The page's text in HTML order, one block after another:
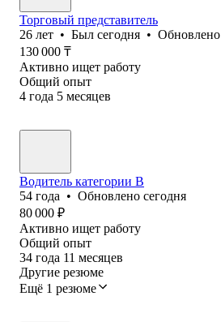
Торговый представитель
26 лет • Был сегодня • Обновлено
130 000 ₸
Активно ищет работу
Общий опыт
4 года 5 месяцев
Водитель категории В
54 года • Обновлено сегодня
80 000 ₽
Активно ищет работу
Общий опыт
34 года 11 месяцев
Другие резюме
Ещё 1 резюме